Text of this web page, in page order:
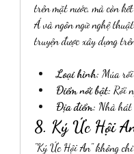
trên mặt nước, mà còn
Á và ngôn ngữ nghệ
truyện được xây dựng
Loại hình: Múa rối
Điểm nổi bật: Rối
Địa điểm: Nhà hát
8. Ký Ức Hội
"Ký Ức Hội An" không